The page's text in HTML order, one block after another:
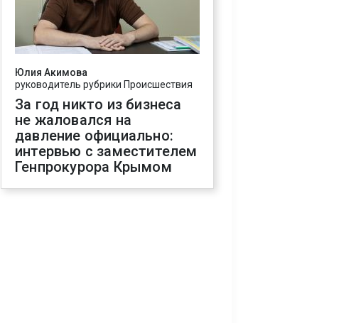
Юлия Акимова
руководитель рубрики Происшествия
За год никто из бизнеса
не жаловался на
давление официально:
интервью с заместителем
Генпрокурора Крымом